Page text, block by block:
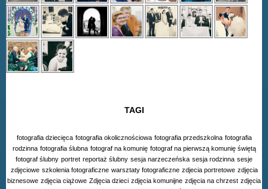
TAGI
fotografia dziecięca fotografia okolicznościowa fotografia przedszkolna fotografia
rodzinna fotografia ślubna fotograf na komunię fotograf na pierwszą komunię świętą
fotograf ślubny portret reportaż ślubny sesja narzeczeńska sesja rodzinna sesje
zdjęciowe szkolenia fotograficzne warsztaty fotograficzne zdjecia portretowe zdjęcia
biznesowe zdjęcia ciążowe Zdjęcia dzieci zdjęcia komunijne zdjęcia na chrzest zdjęcia